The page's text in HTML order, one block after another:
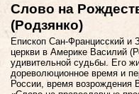
Слово на
(Родзянко)
Епископ Сан-Францисский и
церкви в Америке Василий
удивительной судьбы. Его
дореволюционное время и
России, время возрождения